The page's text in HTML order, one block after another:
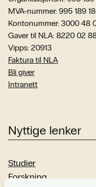
MVA-nummer: 995 189
Kontonummer: 3000 48
Gaver til NLA: 8220 02
Vipps: 20913
Faktura til NLA
Bli giver
Intranett
Nyttige lenker
Studier
Forskning